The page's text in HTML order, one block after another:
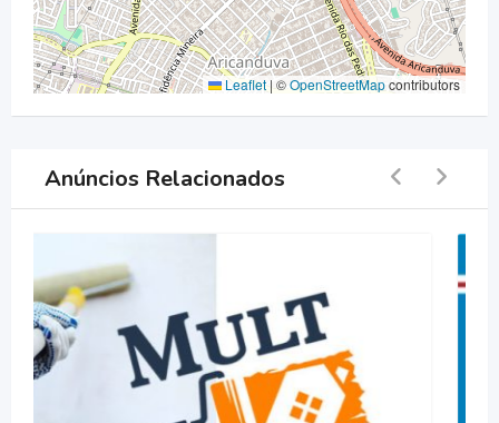
Leaflet |©OpenStreetMapcontributors
Anúncios Relacionados